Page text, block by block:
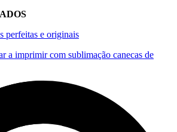
perfeitas e originais
a imprimir com sublimação canecas de